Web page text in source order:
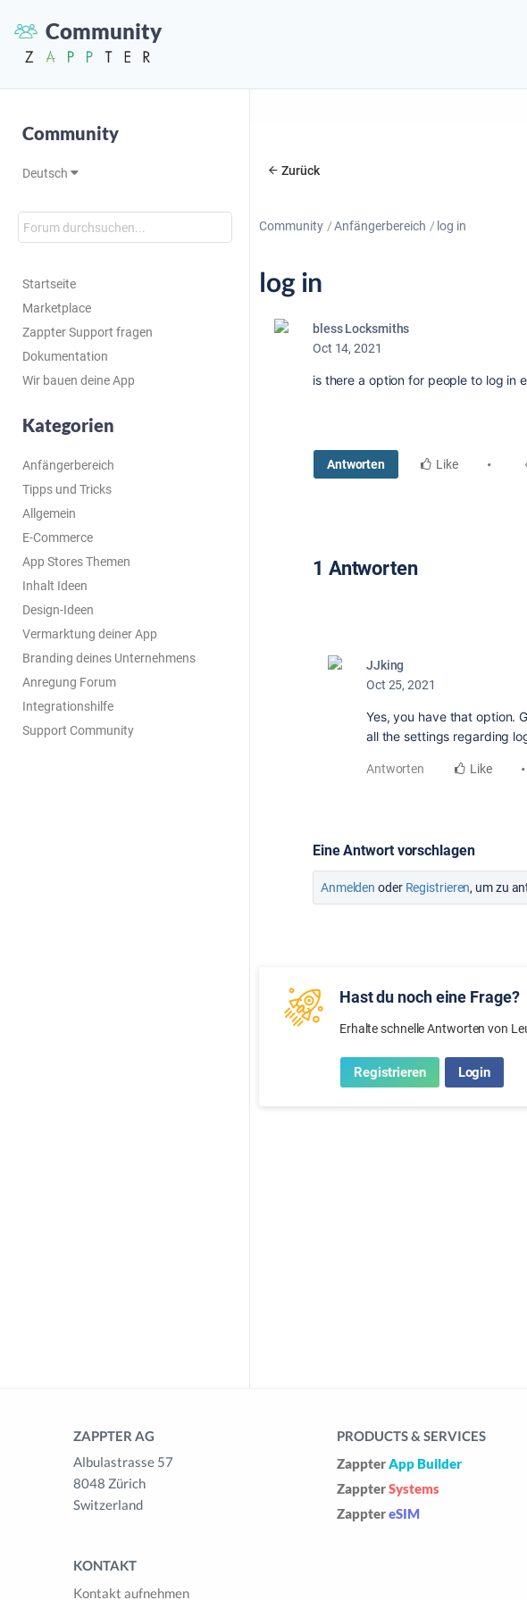
Community
Community
Deutsch
Startseite
Marketplace
Zappter Support fragen
Dokumentation
Wir bauen deine App
Kategorien
Anfängerbereich
Tipps und Tricks
Allgemein
E-Commerce
App Stores Themen
Inhalt Ideen
Design-Ideen
Vermarktung deiner App
Branding deines Unternehmens
Anregung Forum
Integrationshilfe
Support Community
Zurück
Community Anfängerbereich log in
log in
bless Locksmiths
Oct 14, 2021
is there a option for people to log in
Antworten Like
1 Antworten
JJking
Oct 25, 2021
Yes, you have that option.
all the settings regarding
Antworten Like
Eine Antwort vorschlagen
Anmelden oder Registrieren, um zu
Hast du noch eine Frage?
Erhalte schnelle Antworten von
Registrieren Login
ZAPPTER AG
Albulastrasse 57
8048 Zürich
Switzerland
KONTAKT
Kontakt aufnehmen
PRODUCTS & SERVICES
ZappterApp Builder
ZappterSystems
ZapptereSIM